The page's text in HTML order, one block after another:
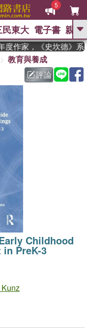
5
GO
吾 、 高希均教授回憶錄
父親節 、 花開錦
方念華 、 台灣的
數學女孩：黎曼猜想
神經
遊錄
民東大 電子書 親子
作家，《史坎德》系
教育與養成
評論
Childhood
PreK-3